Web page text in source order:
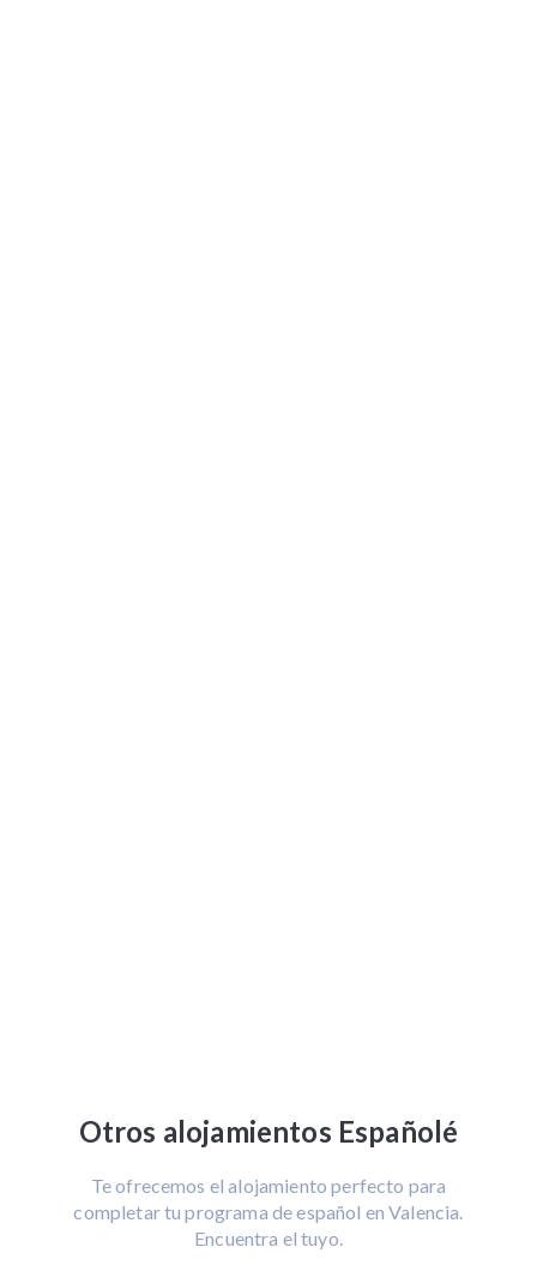
Otros alojamientos Españolé
Te ofrecemos el alojamiento perfecto para
completar tu programa de español en Valencia.
Encuentra el tuyo.